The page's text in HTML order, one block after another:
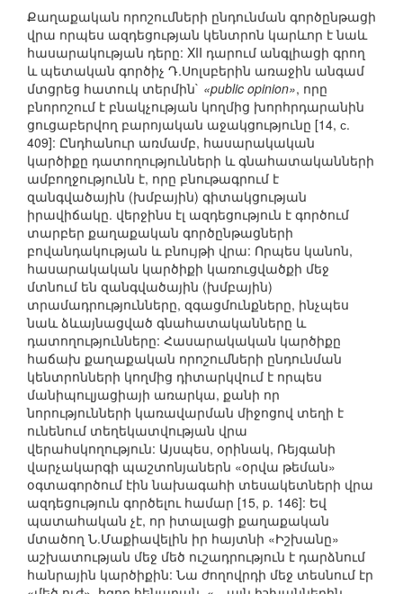
Քաղաքական որոշումների ընդունման գործընթացի
վրա որպես ազդեցության կենտրոն կարևոր է նաև
հասարակության դերը: XII դարում անգլիացի գրող
և պետական գործիչ Դ.Սոլսբերին առաջին անգամ
մտցրեց հատուկ տերմին` «public opinion», որը
բնորոշում է բնակչության կողմից խորհրդարանին
ցուցաբերվող բարոյական աջակցությունը [14, с.
409]: Ընդհանուր առմամբ, հասարակական
կարծիքը դատողությունների և գնահատականների
ամբողջությունն է, որը բնութագրում է
զանգվածային (խմբային) գիտակցության
իրավիճակը. վերջինս էլ ազդեցություն է գործում
տարբեր քաղաքական գործընթացների
բովանդակության և բնույթի վրա: Որպես կանոն,
հասարակական կարծիքի կառուցվածքի մեջ
մտնում են զանգվածային (խմբային)
տրամադրությունները, զգացմունքները, ինչպես
նաև ձևայնացված գնահատականները և
դատողությունները: Հասարակական կարծիքը
հաճախ քաղաքական որոշումների ընդունման
կենտրոնների կողմից դիտարկվում է որպես
մանիպուլյացիայի առարկա, քանի որ
նորությունների կառավարման միջոցով տեղի է
ունենում տեղեկատվության վրա
վերահսկողություն: Այսպես, օրինակ, Ռեյգանի
վարչակարգի պաշտոնյաներն «օրվա թեման»
օգտագործում էին նախագահի տեսակետների վրա
ազդեցություն գործելու համար [15, p. 146]: Եվ
պատահական չէ, որ իտալացի քաղաքական
մտածող Ն.Մաքիավելին իր հայտնի «Իշխանը»
աշխատության մեջ մեծ ուշադրություն է դարձնում
հանրային կարծիքին: Նա ժողովրդի մեջ տեսնում էր